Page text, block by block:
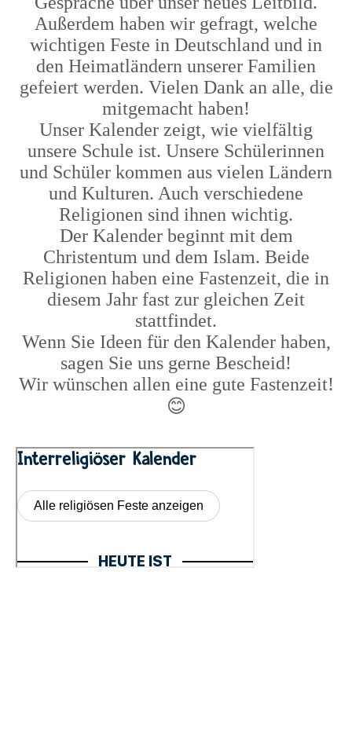
Außerdem haben wir gefragt, welche
wichtigen Feste in Deutschland und in
den Heimatländern unserer Familien
gefeiert werden. Vielen Dank an alle, die
mitgemacht haben!
Unser Kalender zeigt, wie vielfältig
unsere Schule ist. Unsere Schülerinnen
und Schüler kommen aus vielen Ländern
und Kulturen. Auch verschiedene
Religionen sind ihnen wichtig.
Der Kalender beginnt mit dem
Christentum und dem Islam. Beide
Religionen haben eine Fastenzeit, die in
diesem Jahr fast zur gleichen Zeit
stattfindet.
Wenn Sie Ideen für den Kalender haben,
sagen Sie uns gerne Bescheid!
Wir wünschen allen eine gute Fastenzeit!
😊